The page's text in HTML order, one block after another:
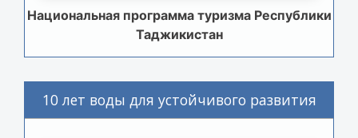
Национальная программа туризма Республики
Таджикистан
10 лет воды для устойчивого развития